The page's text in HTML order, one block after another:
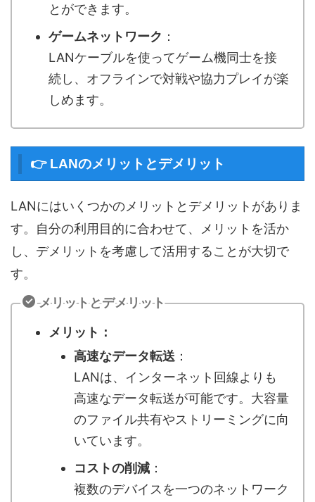
とができます。
ゲームネットワーク ：
LANケーブルを使ってゲーム機同士を接
続し、オフラインで対戦や協力プレイが楽
しめます。
👉 LANのメリットとデメリット
LANにはいくつかのメリットとデメリットがありま
す。自分の利用目的に合わせて、メリットを活か
し、デメリットを考慮して活用することが大切で
す。
メリットとデメリット
メリット：
高速なデータ転送 ：
LANは、インターネット回線よりも
高速なデータ転送が可能です。大容量
のファイル共有やストリーミングに向
いています。
コストの削減 ：
複数のデバイスを一つのネットワーク